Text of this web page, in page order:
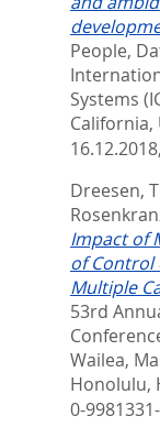
People,
Systems
California,
Dreesen,
Impact of
of Control
Multiple
53rd
Wailea,
Honolulu,
0-